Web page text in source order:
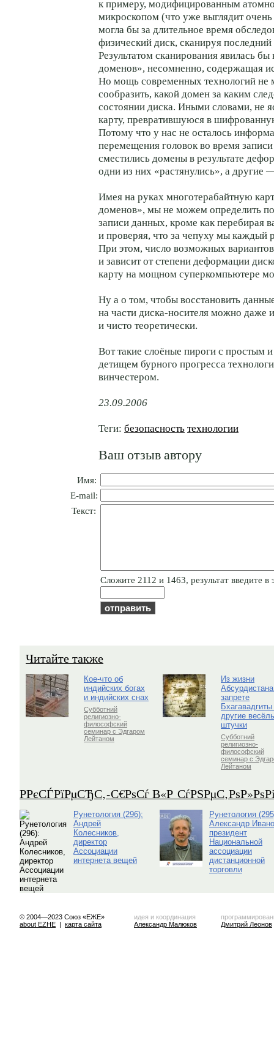
к примеру, модифицированным
микроскопом (что уже выглядит
могла бы за длительное время
физический диск, сканируя
Результатом сканирования явилась
доменов», несомненно, содержащая
Но мощь современных технологий не
сообразить, какой домен за каким
состоянии диска. Иными словами, не
карту, превратившуюся в
Потому что у нас не осталось
перемещения головок во время
сместились домены в результате
одни из них «растянулись», а другие
Имея на руках многотерабайтную
доменов», мы не можем определить
записи данных, кроме как перебирая
и проверяя, что за чепуху мы каждый
При этом, число возможных
и зависит от степени деформации
карту на мощном суперкомпьютере
Ну а о том, чтобы восстановить
на части диска-носителя можно даже
и чисто теоретически.
Вот такие слоёные пироги с простым
детищем бурного прогресса
винчестером.
23.09.2006
Теги: безопасность технологии
Ваш отзыв автору
Имя:
E-mail:
Текст:
Cлoжитe 2112 и 1463, результат введите в
Читайте также
Кое-что об
индийских богах
и индийских снах
Субботний
религиозно-
философский
семинар с Эдгаром
Лейтаном
Из жизни
запрете
Бхагавадгиты
другие
штучки
Субботний
религиозно-
философский
семинар с
Лейтаном
Р­РєСЃРїРµСЂС‚-С€РѕСѓ В«Р
Рунетология (296):
Андрей
Колесников,
директор
Ассоциации
интернета вещей
Рунетология
Александр
президент
Национальной
ассоциации
дистанционной
торговли
© 2004—2023 Союз «ЕЖЕ»
about EZHE | карта сайта
идея и координация
Александр Малюков
Дмитрий Леонов